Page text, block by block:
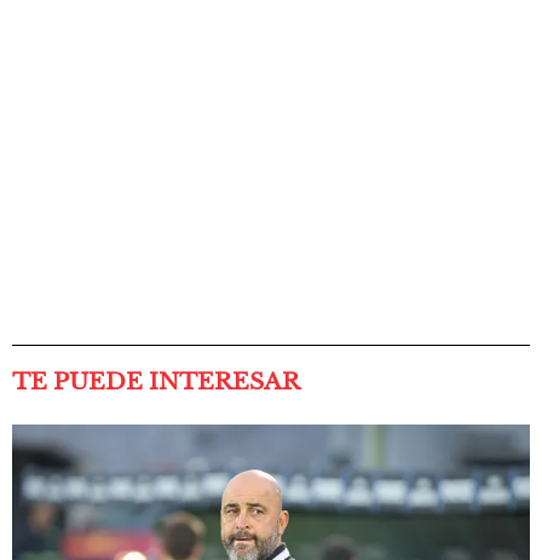
TE PUEDE INTERESAR